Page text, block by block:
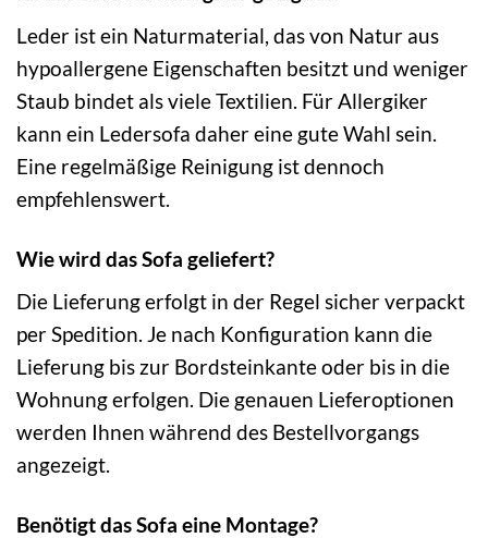
Leder ist ein Naturmaterial, das von Natur aus
hypoallergene Eigenschaften besitzt und weniger
Staub bindet als viele Textilien. Für Allergiker
kann ein Ledersofa daher eine gute Wahl sein.
Eine regelmäßige Reinigung ist dennoch
empfehlenswert.
Wie wird das Sofa geliefert?
Die Lieferung erfolgt in der Regel sicher verpackt
per Spedition. Je nach Konfiguration kann die
Lieferung bis zur Bordsteinkante oder bis in die
Wohnung erfolgen. Die genauen Lieferoptionen
werden Ihnen während des Bestellvorgangs
angezeigt.
Benötigt das Sofa eine Montage?